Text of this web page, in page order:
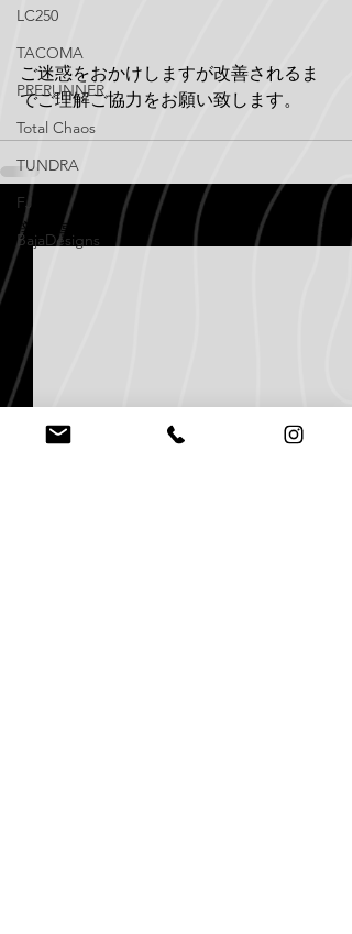
LC250
TACOMA
PRERUNNER
Total Chaos
TUNDRA
FJ
BajaDesigns
ご迷惑をおかけしますが改善されるま
でご理解ご協力をお願い致します。
最新記事 すべて表示